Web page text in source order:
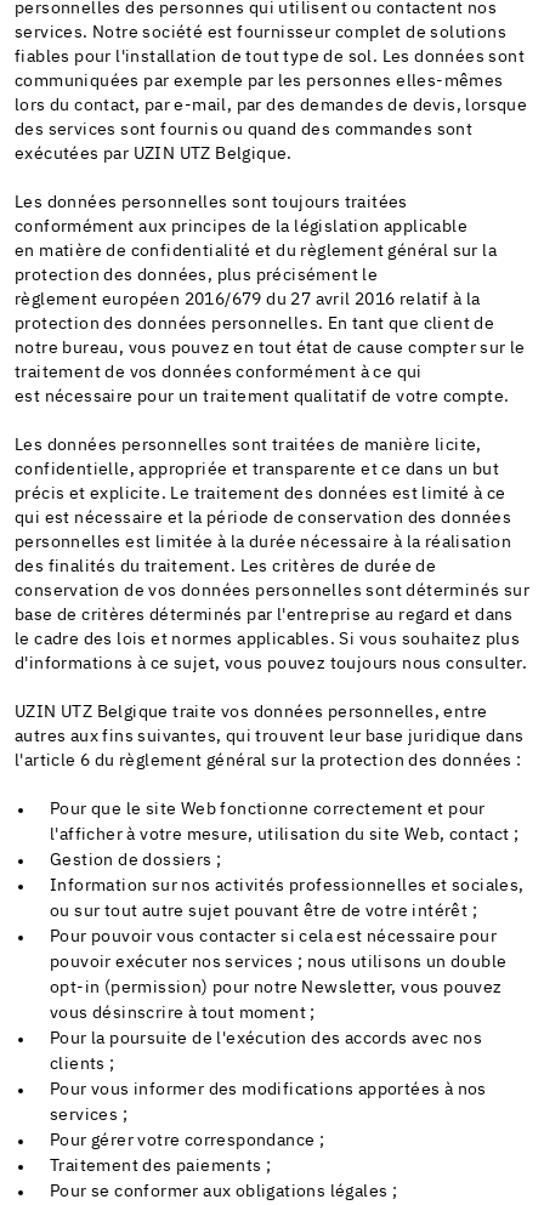
personnelles des personnes qui utilisent ou contactent nos
services. Notre société est fournisseur complet de solutions
fiables pour l'installation de tout type de sol. Les données sont
communiquées par exemple par les personnes elles-mêmes
lors du contact, par e-mail, par des demandes de devis, lorsque
des services sont fournis ou quand des commandes sont
exécutées par UZIN UTZ Belgique.
Les données personnelles sont toujours traitées
conformément aux principes de la législation applicable
en matière de confidentialité et du règlement général sur la
protection des données, plus précisément le
règlement européen 2016/679 du 27 avril 2016 relatif à la
protection des données personnelles. En tant que client de
notre bureau, vous pouvez en tout état de cause compter sur le
traitement de vos données conformément à ce qui
est nécessaire pour un traitement qualitatif de votre compte.
Les données personnelles sont traitées de manière licite,
confidentielle, appropriée et transparente et ce dans un but
précis et explicite. Le traitement des données est limité à ce
qui est nécessaire et la période de conservation des données
personnelles est limitée à la durée nécessaire à la réalisation
des finalités du traitement. Les critères de durée de
conservation de vos données personnelles sont déterminés sur
base de critères déterminés par l'entreprise au regard et dans
le cadre des lois et normes applicables. Si vous souhaitez plus
d'informations à ce sujet, vous pouvez toujours nous consulter.
UZIN UTZ Belgique traite vos données personnelles, entre
autres aux fins suivantes, qui trouvent leur base juridique dans
l'article 6 du règlement général sur la protection des données :
Pour que le site Web fonctionne correctement et pour
l'afficher à votre mesure, utilisation du site Web, contact ;
Gestion de dossiers ;
Information sur nos activités professionnelles et sociales,
ou sur tout autre sujet pouvant être de votre intérêt ;
Pour pouvoir vous contacter si cela est nécessaire pour
pouvoir exécuter nos services ; nous utilisons un double
opt-in (permission) pour notre Newsletter, vous pouvez
vous désinscrire à tout moment ;
Pour la poursuite de l'exécution des accords avec nos
clients ;
Pour vous informer des modifications apportées à nos
services ;
Pour gérer votre correspondance ;
Traitement des paiements ;
Pour se conformer aux obligations légales ;